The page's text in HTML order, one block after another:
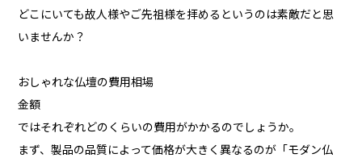
どこにいても故人様やご先祖様を拝めるというのは素敵だと思
いませんか？
おしゃれな仏壇の費用相場
金額
ではそれぞれどのくらいの費用がかかるのでしょうか。
まず、製品の品質によって価格が大きく異なるのが「モダン仏